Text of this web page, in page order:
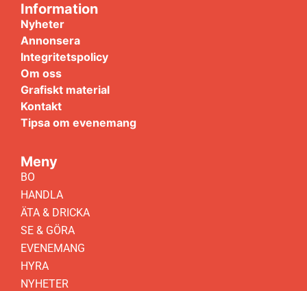
Information
Nyheter
Annonsera
Integritetspolicy
Om oss
Grafiskt material
Kontakt
Tipsa om evenemang
Meny
BO
HANDLA
ÄTA & DRICKA
SE & GÖRA
EVENEMANG
HYRA
NYHETER